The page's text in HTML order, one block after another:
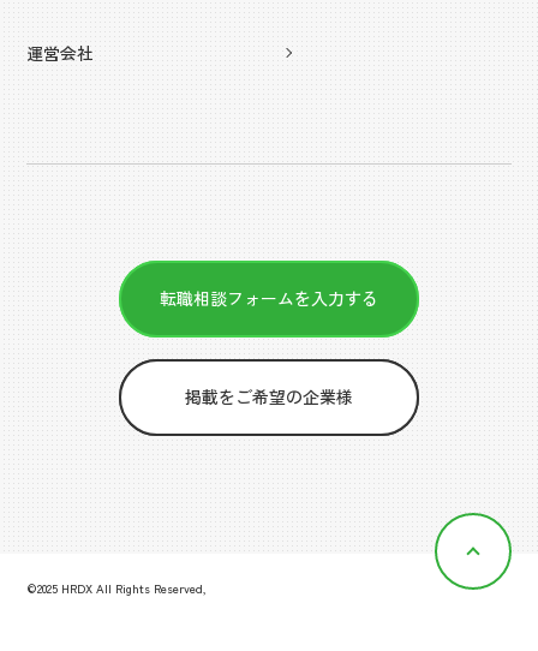
運営会社
転職相談フォームを入力する
掲載をご希望の企業様
©2025 HRDX All Rights Reserved,